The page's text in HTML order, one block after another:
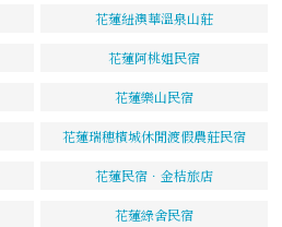
花蓮紐澳華溫泉山莊
花蓮阿桃姐民宿
花蓮樂山民宿
花蓮瑞穗檳城休閒渡假農莊民宿
花蓮民宿．金桔旅店
花蓮綠舍民宿